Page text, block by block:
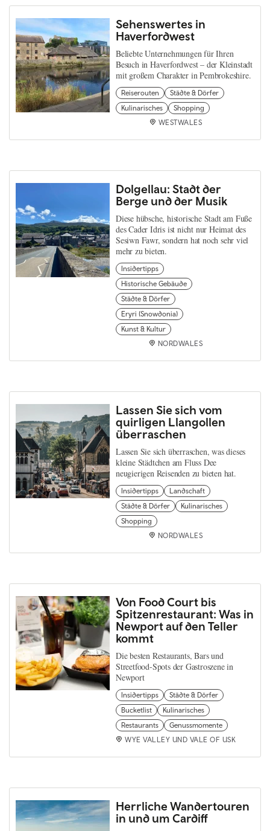
Sehenswertes in
Haverfordwest
Beliebte Unternehmungen für Ihren
Besuch in Haverfordwest – der Kleinstadt
mit großem Charakter in Pembrokeshire.
Reiserouten
Städte & Dörfer
Kulinarisches
Shopping
WESTWALES
Dolgellau: Stadt der
Berge und der Musik
Diese hübsche, historische Stadt am Fuße
des Cader Idris ist nicht nur Heimat des
Sesiwn Fawr, sondern hat noch sehr viel
mehr zu bieten.
Insidertipps
Historische Gebäude
Städte & Dörfer
Eryri (Snowdonia)
Kunst & Kultur
NORDWALES
Lassen Sie sich vom
quirligen Llangollen
überraschen
Lassen Sie sich überraschen, was dieses
kleine Städtchen am Fluss Dee
neugierigen Reisenden zu bieten hat.
Insidertipps
Landschaft
Städte & Dörfer
Kulinarisches
Shopping
NORDWALES
Von Food Court bis
Spitzenrestaurant: Was in
Newport auf den Teller
kommt
Die besten Restaurants, Bars und
Streetfood-Spots der Gastroszene in
Newport
Insidertipps
Städte & Dörfer
Bucketlist
Kulinarisches
Restaurants
Genussmomente
WYE VALLEY UND VALE OF USK
Herrliche Wandertouren
in und um Cardiff